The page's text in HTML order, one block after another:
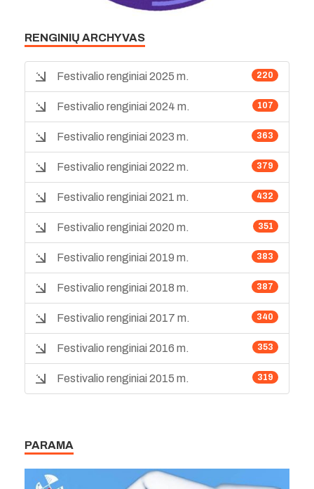
RENGINIŲ ARCHYVAS
220
Festivalio renginiai 2025 m.
107
Festivalio renginiai 2024 m.
363
Festivalio renginiai 2023 m.
379
Festivalio renginiai 2022 m.
432
Festivalio renginiai 2021 m.
351
Festivalio renginiai 2020 m.
383
Festivalio renginiai 2019 m.
387
Festivalio renginiai 2018 m.
340
Festivalio renginiai 2017 m.
353
Festivalio renginiai 2016 m.
319
Festivalio renginiai 2015 m.
PARAMA